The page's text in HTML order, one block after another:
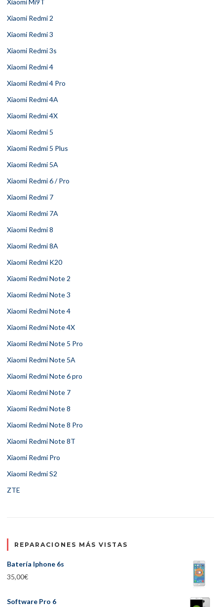
Xiaomi Mi9T
Xiaomi Redmi 2
Xiaomi Redmi 3
Xiaomi Redmi 3s
Xiaomi Redmi 4
Xiaomi Redmi 4 Pro
Xiaomi Redmi 4A
Xiaomi Redmi 4X
Xiaomi Redmi 5
Xiaomi Redmi 5 Plus
Xiaomi Redmi 5A
Xiaomi Redmi 6 / Pro
Xiaomi Redmi 7
Xiaomi Redmi 7A
Xiaomi Redmi 8
Xiaomi Redmi 8A
Xiaomi Redmi K20
Xiaomi Redmi Note 2
Xiaomi Redmi Note 3
Xiaomi Redmi Note 4
Xiaomi Redmi Note 4X
Xiaomi Redmi Note 5 Pro
Xiaomi Redmi Note 5A
Xiaomi Redmi Note 6 pro
Xiaomi Redmi Note 7
Xiaomi Redmi Note 8
Xiaomi Redmi Note 8 Pro
Xiaomi Redmi Note 8T
Xiaomi Redmi Pro
Xiaomi Redmi S2
ZTE
REPARACIONES MÁS VISTAS
Batería Iphone 6s
35,00€
Software Pro 6